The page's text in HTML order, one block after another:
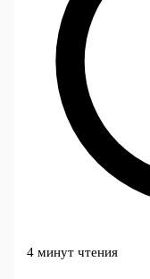
4 минут чтения